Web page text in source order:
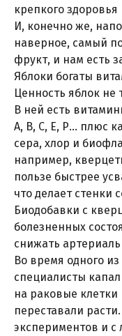
крепкого здоровья
И, конечно же,
наверное, самый
фрукт, и нам есть
Яблоки богаты
Ценность яблок не
В ней есть
А, В, С, Е, Р… плюс
сера, хлор и
например,
пользе быстрее
что делает стенки
Биодобавки с
болезненных
снижать
Во время одного
специалисты
на раковые клетки
переставали
экспериментов и с